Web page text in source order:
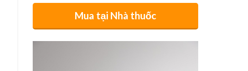
Mua tại Nhà thuốc